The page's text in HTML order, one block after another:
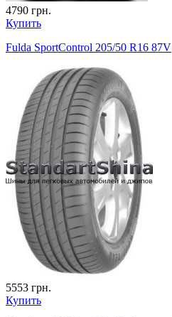
4790 грн.
Купить
Fulda SportControl 205/50 R16 87V
5553 грн.
Купить